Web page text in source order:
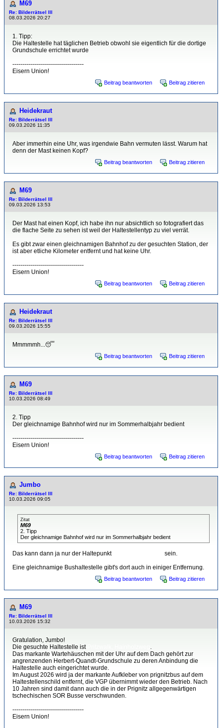
M69
Re: Bilderrätsel III
08.03.2026 20:27
1. Tipp:
Die Haltestelle hat täglichen Betrieb obwohl sie eigentlich für die dortige
Grundschule errichtet wurde
------------------------------------
Eisern Union!
Beitrag beantworten Beitrag zitieren
Heidekraut
Re: Bilderrätsel III
09.03.2026 11:35
Aber immerhin eine Uhr, was irgendwie Bahn vermuten lässt. Warum hat
denn der Mast keinen Kopf?
Beitrag beantworten Beitrag zitieren
M69
Re: Bilderrätsel III
09.03.2026 13:53
Der Mast hat einen Kopf, ich habe ihn nur absichtlich so fotografiert das
die flache Seite zu sehen ist weil der Haltestellentyp zu viel verrät.
Es gibt zwar einen gleichnamigen Bahnhof zu der gesuchten Station, der
ist aber etliche Kilometer entfernt und hat keine Uhr.
------------------------------------
Eisern Union!
Beitrag beantworten Beitrag zitieren
Heidekraut
Re: Bilderrätsel III
09.03.2026 15:55
Mmmmmh...😴
Beitrag beantworten Beitrag zitieren
M69
Re: Bilderrätsel III
10.03.2026 08:49
2. Tipp
Der gleichnamige Bahnhof wird nur im Sommerhalbjahr bedient
------------------------------------
Eisern Union!
Beitrag beantworten Beitrag zitieren
Jumbo
Re: Bilderrätsel III
10.03.2026 09:05
Zitat
M69
2. Tipp
Der gleichnamige Bahnhof wird nur im Sommerhalbjahr bedient
Das kann dann ja nur der Haltepunkt
sein.
Eine gleichnamige Bushaltestelle gibt's dort auch in einiger Entfernung.
Beitrag beantworten Beitrag zitieren
M69
Re: Bilderrätsel III
10.03.2026 15:32
Gratulation, Jumbo!
Die gesuchte Haltestelle ist
.
Das markante Wartehäuschen mit der Uhr auf dem Dach gehört zur
angrenzenden Herbert-Quandt-Grundschule zu deren Anbindung die
Haltestelle auch eingerichtet wurde.
Im August 2026 wird ja der markante Aufkleber von prignitzbus auf dem
Haltestellenschild entfernt, die VGP übernimmt wieder den Betrieb. Nach
10 Jahren sind damit dann auch die in der Prignitz allgegenwärtigen
tschechischen SOR Busse verschwunden.
------------------------------------
Eisern Union!